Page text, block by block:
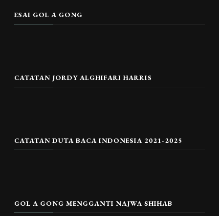
ESAI GOL A GONG
CATATAN JORDY ALGHIFARI HARRIS
CATATAN DUTA BACA INDONESIA 2021-2025
GOL A GONG MENGGANTI NAJWA SHIHAB